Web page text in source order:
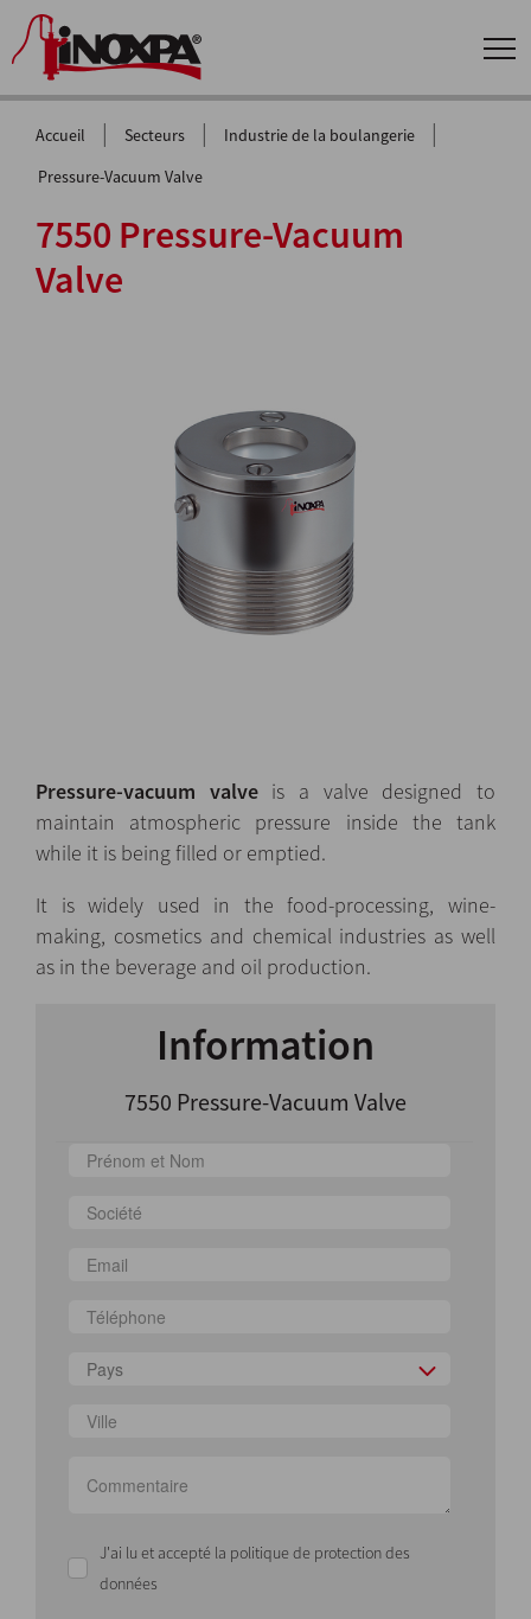
Accueil | Secteurs | Industrie de la boulangerie |
Pressure-Vacuum Valve
7550 Pressure-Vacuum
Valve
Pressure-vacuum valveis a valve designed to
maintain atmospheric pressure inside the tank
while it is being filled or emptied.
It is widely used in the food-processing, wine-
making, cosmetics and chemical industries as well
as in the beverage and oil production.
Information
7550 Pressure-Vacuum Valve
Pays
J'ai lu et accepté la politique de protection des
données